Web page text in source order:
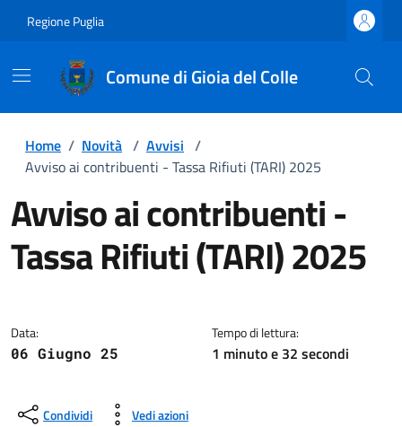
Regione Puglia
Comune di Gioia del Colle
Home / Novità / Avvisi /
Avviso ai contribuenti - Tassa Rifiuti (TARI) 2025
Avviso ai contribuenti -
Tassa Rifiuti (TARI) 2025
Data:
06 Giugno 25
Tempo di lettura:
1 minuto e 32 secondi
Condividi Vedi azioni